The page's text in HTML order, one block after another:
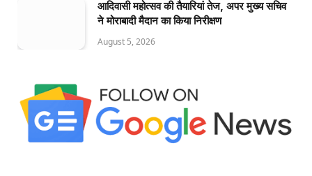
आदिवासी महोत्सव की तैयारियां तेज, अपर मुख्य सचिव
ने मोराबादी मैदान का किया निरीक्षण
August 5, 2026